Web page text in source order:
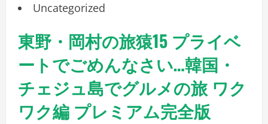
Uncategorized
東野・岡村の旅猿15 プライベ
ートでごめんなさい…韓国・
チェジュ島でグルメの旅 ワク
ワク編 プレミアム完全版